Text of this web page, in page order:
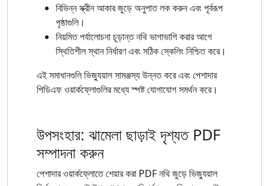
বিভিন্ন স্ক্রীন আকার জুড়ে অনুপাত লক করুন এবং পূর্বরূপ
পৃষ্ঠাগুলি।
নিয়মিত পর্যালোচনা চূড়ান্ত নথি ভাগাভাগি করার আগে
স্থিতিশীল স্থান নির্ধারণ এবং সঠিক স্কেলিং নিশ্চিত করে।
এই সমাধানগুলি ভিজ্যুয়াল সামঞ্জস্য উন্নত করে এবং পেশাদার
পিডিএফ ওয়ার্কফ্লোগুলির মধ্যে স্পষ্ট যোগাযোগ সমর্থন করে।
উপসংহার: ঝামেলা ছাড়াই দৃশ্যত PDF
সম্পাদনা করুন
পেশাদার ওয়ার্কফ্লোতে শেয়ার করা PDF নথি জুড়ে ভিজ্যুয়াল